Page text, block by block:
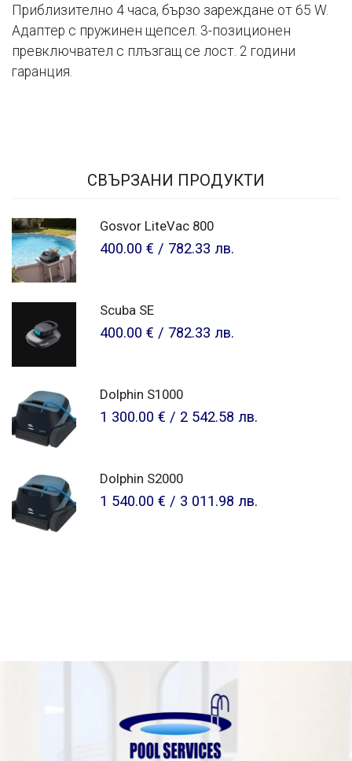
Приблизително 4 часа, бързо зареждане от 65 W.
Адаптер с пружинен щепсел. 3-позиционен
превключвател с плъзгащ се лост. 2 години
гаранция.
СВЪРЗАНИ ПРОДУКТИ
Gosvor LiteVac 800
400.00 € / 782.33 лв.
Scuba SE
400.00 € / 782.33 лв.
Dolphin S1000
1 300.00 € / 2 542.58 лв.
Dolphin S2000
1 540.00 € / 3 011.98 лв.